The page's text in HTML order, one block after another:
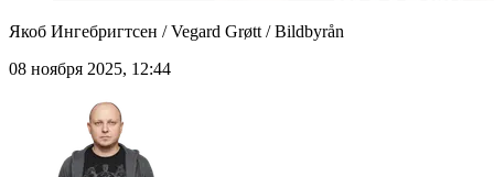
Якоб Ингебригтсен / Vegard Grøtt / Bildbyrån
08 ноября 2025, 12:44